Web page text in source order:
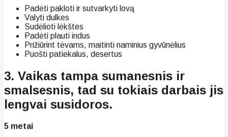
Padėti pakloti ir sutvarkyti lovą
Valyti dulkes
Sudėlioti lėkštes
Padėti plauti indus
Prižiūrint tėvams, maitinti naminius gyvūnėlius
Puošti patiekalus, desertus
3. Vaikas tampa sumanesnis ir
smalsesnis, tad su tokiais darbais jis
lengvai susidoros.
5 metai